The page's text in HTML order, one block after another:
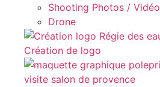
Shooting Photos / Vidéo
Drone
Création de logo